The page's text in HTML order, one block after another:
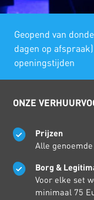
Geopend van
dagen op
openingstijden
ONZE
Prijzen
Alle
Borg &
Voor elke set
minimaal 75